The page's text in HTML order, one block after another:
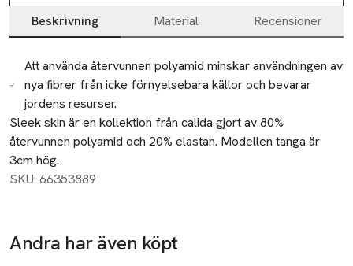
Beskrivning Material Recensioner
Beskrivning
Att använda återvunnen polyamid minskar användningen av
nya fibrer från icke förnyelsebara källor och bevarar
jordens resurser.
Sleek skin är en kollektion från calida gjort av 80%
återvunnen polyamid och 20% elastan. Modellen tanga är
3cm hög.
SKU: 66353889
Andra har även köpt